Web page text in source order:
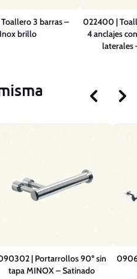
3 barras –
Inox brillo
022400 |
4 anclajes
laterales
| Portarrollos 90º sin
tapa MINOX – Satinado